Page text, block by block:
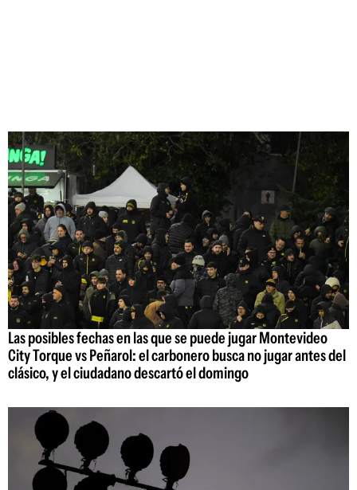
Las posibles fechas en las que se puede jugar Montevideo
City Torque vs Peñarol: el carbonero busca no jugar antes del
clásico, y el ciudadano descartó el domingo